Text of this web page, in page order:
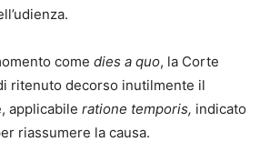
come dies a quo, la Corte
ritenuto decorso inutilmente il
applicabile ratione temporis, indicato
riassumere la causa.